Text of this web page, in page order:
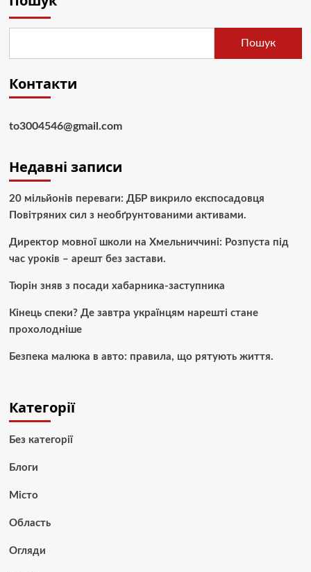
Пошук
Контакти
to3004546@gmail.com
Недавні записи
20 мільйонів переваги: ДБР викрило експосадовця
Повітряних сил з необґрунтованими активами.
Директор мовної школи на Хмельниччині: Розпуста під
час уроків – арешт без застави.
Тюрін зняв з посади хабарника-заступника
Кінець спеки? Де завтра українцям нарешті стане
прохолодніше
Безпека малюка в авто: правила, що рятують життя.
Категорії
Без категорії
Блоги
Місто
Область
Огляди